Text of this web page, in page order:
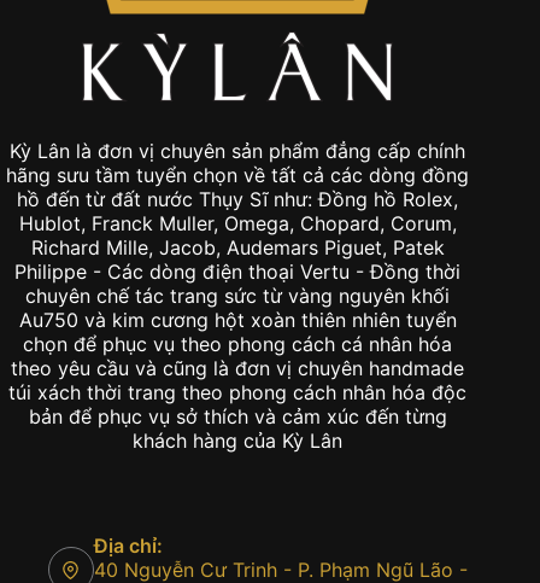
Kỳ Lân là đơn vị chuyên sản phẩm đẳng cấp chính
hãng sưu tầm tuyển chọn về tất cả các dòng đồng
hồ đến từ đất nước Thụy Sĩ như: Đồng hồ Rolex,
Hublot, Franck Muller, Omega, Chopard, Corum,
Richard Mille, Jacob, Audemars Piguet, Patek
Philippe - Các dòng điện thoại Vertu - Đồng thời
chuyên chế tác trang sức từ vàng nguyên khối
Au750 và kim cương hột xoàn thiên nhiên tuyển
bản để phục vụ sở thích và cảm xúc đến từng
khách hàng của Kỳ Lân